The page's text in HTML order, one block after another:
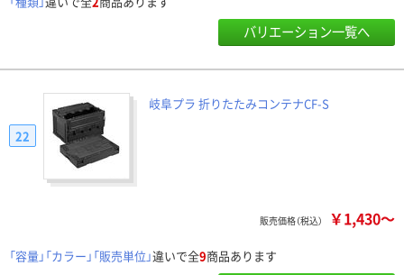
バリエーション一覧へ
岐阜プラ 折りたたみコンテナCF-S
22
販売価格（税込） ￥1,430～
「容量」「カラー」「販売単位」違いで全9商品あります